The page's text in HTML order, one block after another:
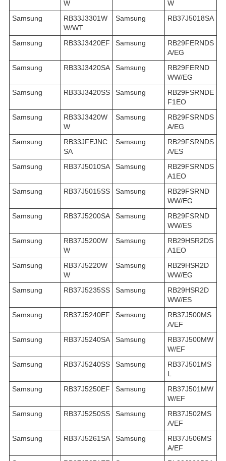
W
W
Samsung
RB33J3301W
W/WT
Samsung RB37J5018SA
Samsung RB33J3420EF Samsung
RB29FERNDS
A/EG
Samsung
RB33J3420SA Samsung
RB29FERND
WW/EG
Samsung
RB33J3420SS Samsung
RB29FSRNDE
F1EO
Samsung
RB33J3420W
W
Samsung
RB29FSRNDS
A/EG
Samsung
RB33JFEJNC
SA
Samsung
RB29FSRNDS
A/ES
Samsung
RB37J5010SA Samsung
RB29FSRNDS
A1EO
Samsung
RB37J5015SS Samsung
RB29FSRND
WW/EG
Samsung
RB37J5200SA Samsung
RB29FSRND
WW/ES
Samsung
RB37J5200W
W
Samsung
RB29HSR2DS
A1EO
Samsung
RB37J5220W
W
Samsung
RB29HSR2D
WW/EG
Samsung
RB37J5235SS Samsung
RB29HSR2D
WW/ES
Samsung
RB37J5240EF Samsung
RB37J500MS
A/EF
Samsung
RB37J5240SA Samsung
RB37J500MW
W/EF
Samsung
RB37J5240SS Samsung
RB37J501MS
L
Samsung
RB37J5250EF Samsung
RB37J501MW
W/EF
Samsung
RB37J5250SS Samsung
RB37J502MS
A/EF
Samsung
RB37J5261SA Samsung
RB37J506MS
A/EF